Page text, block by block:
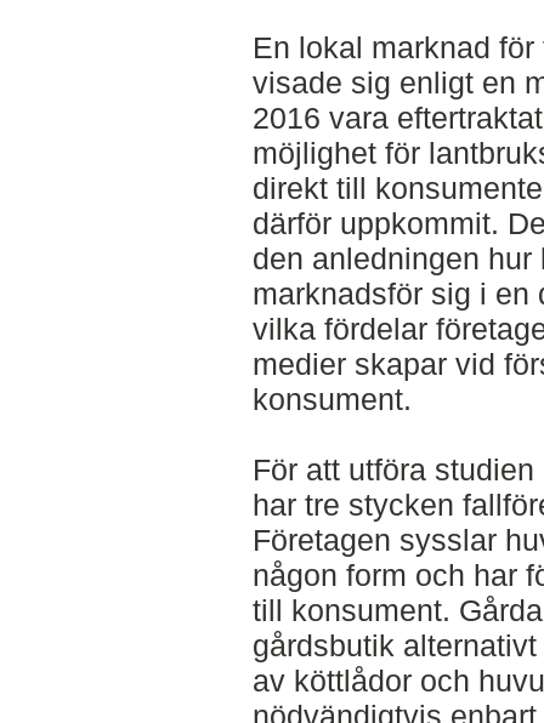
En lokal marknad
visade sig enligt en
2016 vara
möjlighet för
direkt till
därför uppkommit.
den anledningen hur
marknadsför sig i en
vilka fördelar
medier skapar vid
konsument.
För att utföra
har tre stycken
Företagen sysslar
någon form och har
till konsument.
gårdsbutik
av köttlådor och
nödvändigtvis